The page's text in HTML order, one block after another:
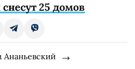
25 домов
Ананьевский